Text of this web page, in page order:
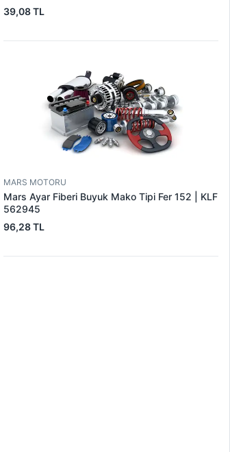
39,08 TL
MARS MOTORU
Mars Ayar Fiberi Buyuk Mako Tipi Fer 152 | KLF
562945
96,28 TL